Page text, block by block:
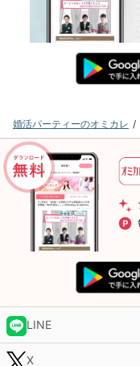
婚活パーティーのオミカレ
LINE
X